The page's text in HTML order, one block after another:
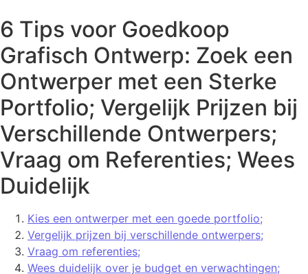
6 Tips voor Goedkoop
Grafisch Ontwerp: Zoek een
Ontwerper met een Sterke
Portfolio; Vergelijk Prijzen bij
Verschillende Ontwerpers;
Vraag om Referenties; Wees
Duidelijk
Kies een ontwerper met een goede portfolio;
Vergelijk prijzen bij verschillende ontwerpers;
Vraag om referenties;
Wees duidelijk over je budget en verwachtingen;